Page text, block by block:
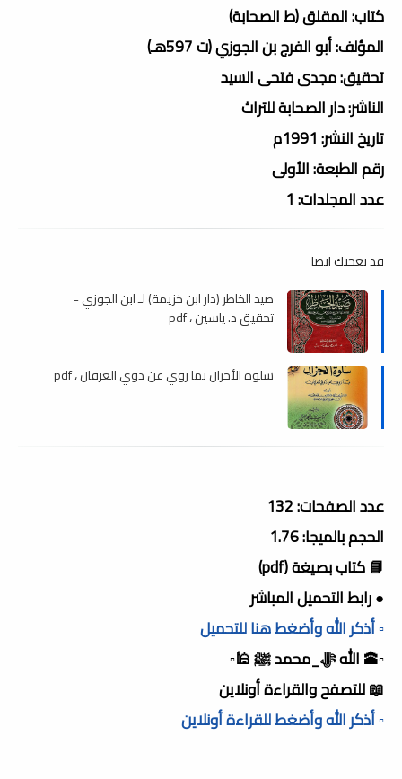
كتاب: المقلق (ط الصحابة)
المؤلف: أبو الفرج بن الجوزي (ت 597هـ)
تحقيق: مجدى فتحى السيد
الناشر: دار الصحابة للتراث
تاريخ النشر: 1991م
رقم الطبعة: الأولى
عدد المجلدات: 1
قد يعجبك ايضا
صيد الخاطر (دار ابن خزيمة) لـ ابن الجوزي -
تحقيق د. ياسين ، pdf
سلوة الأحزان بما روي عن ذوي العرفان ، pdf
عدد الصفحات: 132
الحجم بالميجا: 1.76
📘 كتاب بصيغة (pdf)
● رابط التحميل المباشر
▫️ أذكر الله وأضغط هنا للتحميل
▫️🕋 الله ﷻ_محمد ﷺ 🕌▫️
📖 للتصفح والقراءة أونلاين
▫️ أذكر الله وأضغط للقراءة أونلاين